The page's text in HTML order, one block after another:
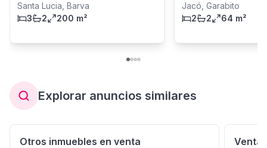
Santa Lucia, Barva
3
2 200 m²
Jacó, Garabito
2
2 64 m²
Explorar anuncios similares
Otros inmuebles en venta
Venta